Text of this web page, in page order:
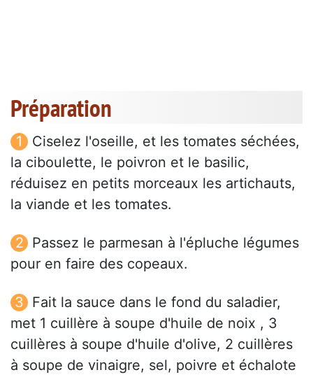
Préparation
Ciselez l'oseille, et les tomates séchées,
la ciboulette, le poivron et le basilic,
réduisez en petits morceaux les artichauts,
la viande et les tomates.
Passez le parmesan à l'épluche légumes
pour en faire des copeaux.
Fait la sauce dans le fond du saladier,
met 1 cuillère à soupe d'huile de noix , 3
cuillères à soupe d'huile d'olive, 2 cuillères
à soupe de vinaigre, sel, poivre et échalote